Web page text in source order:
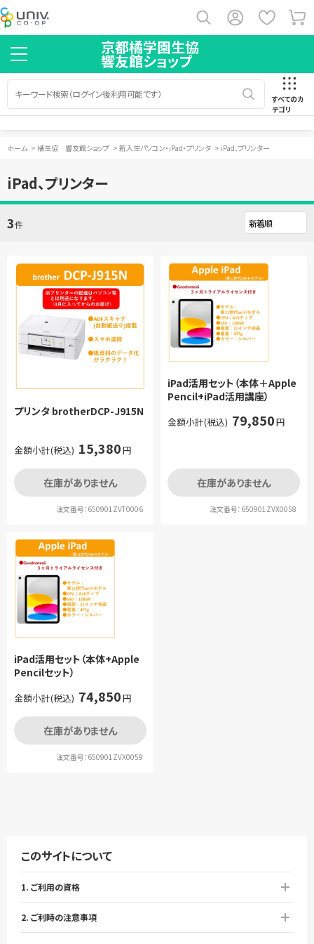
京都橘学園生協
響友館ショップ
すべてのカ
テゴリ
ホーム > 橘生協 響友館ショップ > 新入生パソコン・iPad・プリンタ > iPad、プリンター
iPad、プリンター
3件
プリンタ brotherDCP-J915N
金額小計(税込) 15,380円
在庫がありません
注文番号：650901ZVT0006
iPad活用セット（本体＋Apple
Pencil+iPad活用講座）
金額小計(税込) 79,850円
在庫がありません
注文番号：650901ZVX0058
iPad活用セット（本体+Apple
Pencilセット）
金額小計(税込) 74,850円
在庫がありません
注文番号：650901ZVX0059
このサイトについて
1. ご利用の資格
2. ご利時の注意事項